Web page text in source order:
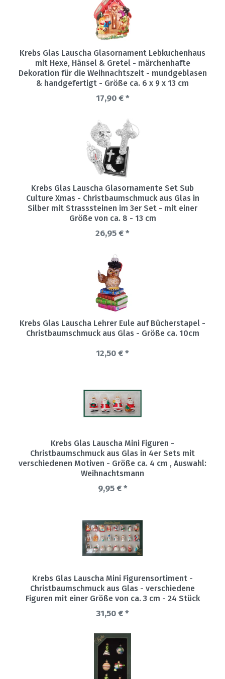
Krebs Glas Lauscha Glasornament Lebkuchenhaus
mit Hexe, Hänsel & Gretel - märchenhafte
Dekoration für die Weihnachtszeit - mundgeblasen
& handgefertigt - Größe ca. 6 x 9 x 13 cm
17,90 € *
Krebs Glas Lauscha Glasornamente Set Sub
Culture Xmas - Christbaumschmuck aus Glas in
Silber mit Strasssteinen im 3er Set - mit einer
Größe von ca. 8 - 13 cm
26,95 € *
Krebs Glas Lauscha Lehrer Eule auf Bücherstapel -
Christbaumschmuck aus Glas - Größe ca. 10cm
12,50 € *
Krebs Glas Lauscha Mini Figuren -
Christbaumschmuck aus Glas in 4er Sets mit
verschiedenen Motiven - Größe ca. 4 cm , Auswahl:
Weihnachtsmann
9,95 € *
Krebs Glas Lauscha Mini Figurensortiment -
Christbaumschmuck aus Glas - verschiedene
Figuren mit einer Größe von ca. 3 cm - 24 Stück
31,50 € *